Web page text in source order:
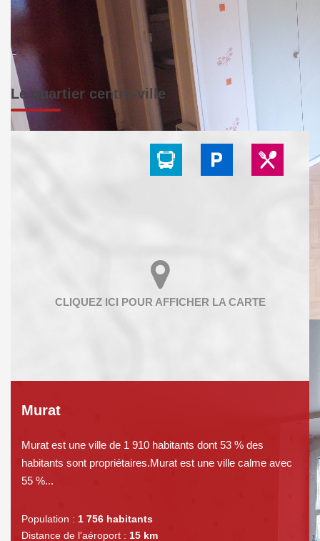
Le quartier centre-ville
Murat
Murat est une ville de 1 910 habitants dont 53 % des
habitants sont propriétaires.Murat est une ville calme avec
55 %...
Population : 1 756 habitants
Distance de l'aéroport : 15 km